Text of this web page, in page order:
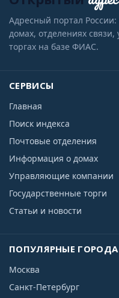
Адресный портал
домах, отделениях
торгах на базе ФИАС.
СЕРВИСЫ
Главная
Поиск индекса
Почтовые отделения
Информация о домах
Управляющие компании
Государственные торги
Статьи и новости
ПОПУЛЯРНЫЕ ГОРОДА
Москва
Санкт-Петербург